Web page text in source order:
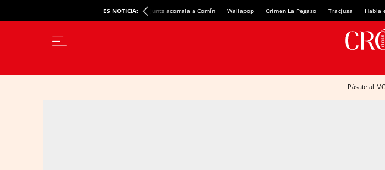
ES NOTICIA: Junts acorrala a Comín Wallapop Crimen La Pegaso Tracjusa Habla
Pásate al